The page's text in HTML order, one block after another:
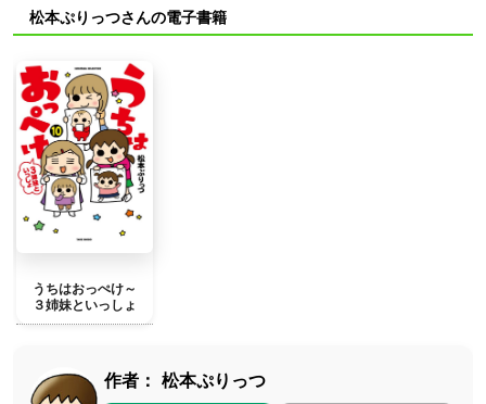
松本ぷりっつさんの電子書籍
うちはおっぺけ～
３姉妹といっしょ
作者： 松本ぷりっつ